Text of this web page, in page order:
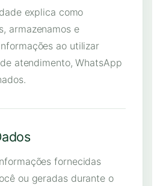
explica como
armazenamos e
ao utilizar
atendimento, WhatsApp
fornecidas
ou geradas durante o